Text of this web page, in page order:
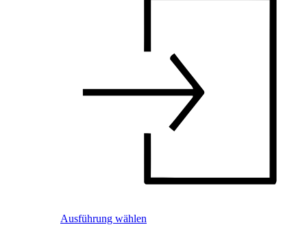
Ausführung wählen